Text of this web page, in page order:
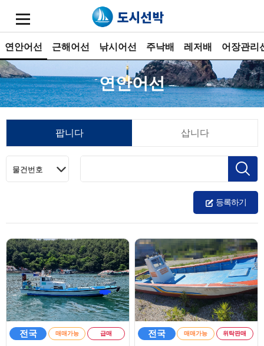
연안어선 근해어선 낚시어선 주낙배 레저배 어장관리
연안어선
팝니다 삽니다
등록하기
전국 매매가능 급매 전국 매매가능 위탁판매